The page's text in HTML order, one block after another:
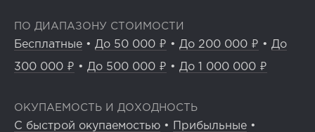
ПО ДИАПАЗОНУ СТОИМОСТИ
Бесплатные • До 50 000 ₽ • До 200 000 ₽ • До
300 000 ₽ • До 500 000 ₽ • До 1 000 000 ₽
ОКУПАЕМОСТЬ И ДОХОДНОСТЬ
С быстрой окупаемостью • Прибыльные •